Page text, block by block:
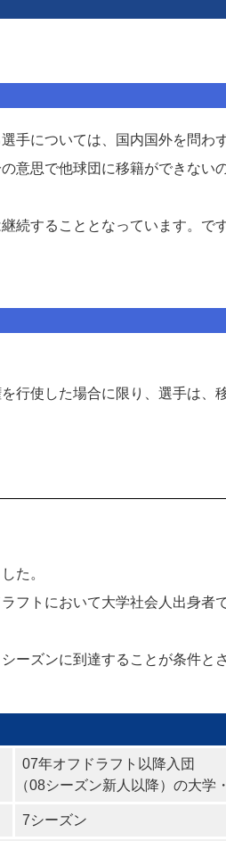
手については、国内国外を問わ
意思で他球団に移籍ができない
続することとなっています。で
行使した場合に限り、選手は、
た。
フトにおいて大学社会人出身者
ーズンに到達することが条件と
07年オフドラフト以降入団
（08シーズン新人以降）の大学
7シーズン